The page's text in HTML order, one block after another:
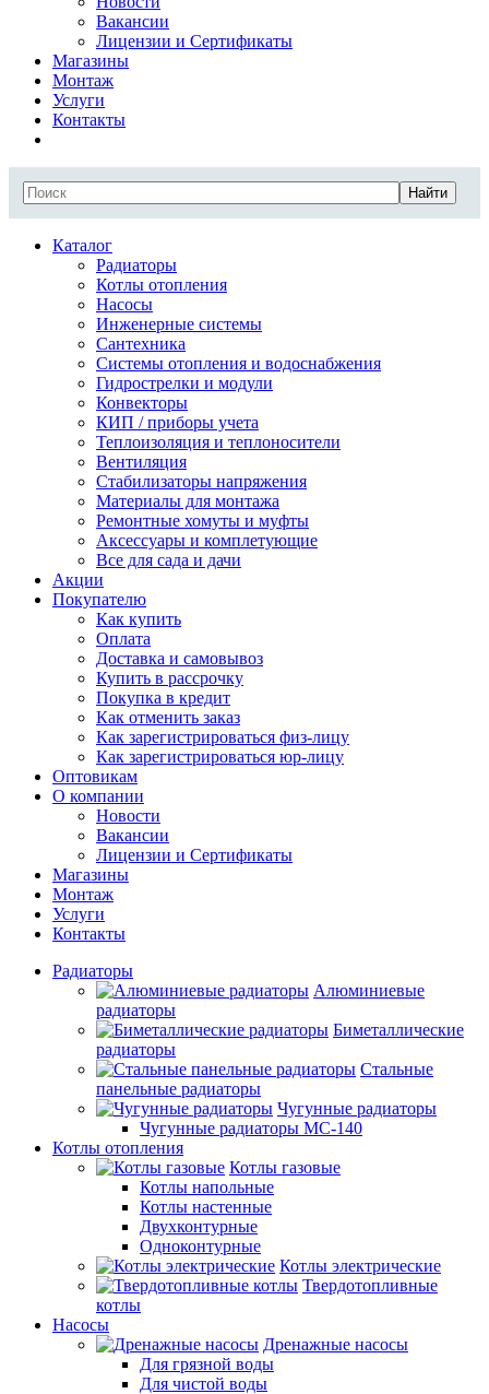
Вакансии
Лицензии и Сертификаты
Магазины
Монтаж
Услуги
Контакты
Найти
Каталог
Радиаторы
Котлы отопления
Насосы
Инженерные системы
Сантехника
Системы отопления и водоснабжения
Гидрострелки и модули
Конвекторы
КИП / приборы учета
Теплоизоляция и теплоносители
Вентиляция
Стабилизаторы напряжения
Материалы для монтажа
Ремонтные хомуты и муфты
Аксессуары и комплетующие
Все для сада и дачи
Акции
Покупателю
Как купить
Оплата
Доставка и самовывоз
Купить в рассрочку
Покупка в кредит
Как отменить заказ
Как зарегистрироваться физ-лицу
Как зарегистрироваться юр-лицу
Оптовикам
О компании
Новости
Вакансии
Лицензии и Сертификаты
Магазины
Монтаж
Услуги
Контакты
Радиаторы
Алюминиевые
радиаторы
Биметаллические
радиаторы
Стальные
панельные радиаторы
Чугунные радиаторы
Чугунные радиаторы МС-140
Котлы отопления
Котлы газовые
Котлы напольные
Котлы настенные
Двухконтурные
Одноконтурные
Котлы электрические
Твердотопливные
котлы
Насосы
Дренажные насосы
Для грязной воды
Для чистой воды